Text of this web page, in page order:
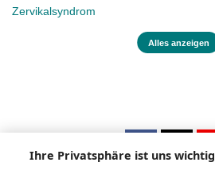
Zervikalsyndrom
Alles anzeigen
Ihre Privatsphäre ist uns wichtig